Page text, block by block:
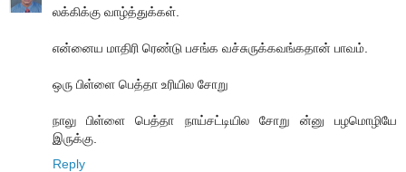
லக்கிக்கு வாழ்த்துக்கள்.
என்னைய மாதிரி ரெண்டு பசங்க வச்சுருக்கவங்கதான் பாவம்.
ஒரு பிள்ளை பெத்தா உரியில சோறு
நாலு பிள்ளை பெத்தா நாய்சட்டியில சோறு ன்னு பழமொழியே
இருக்கு.
Reply